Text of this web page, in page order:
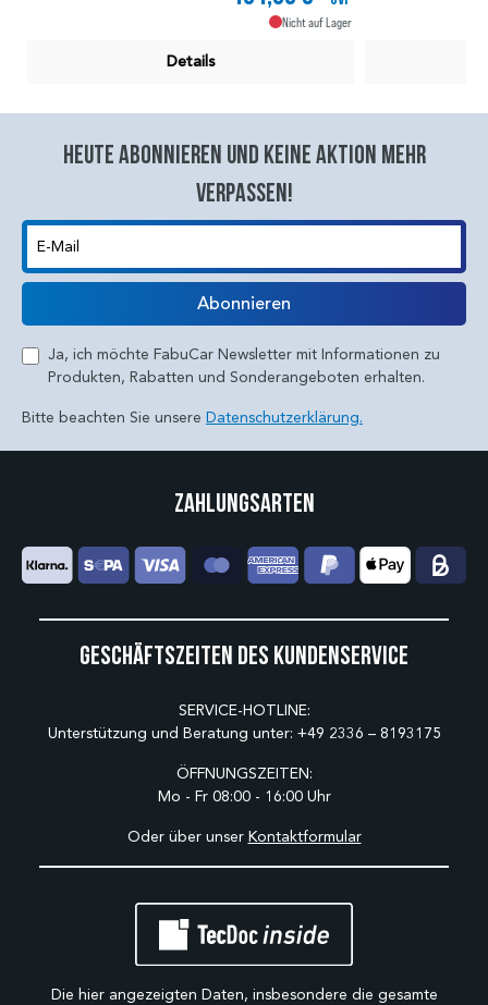
Nicht auf Lager
Details
Heute abonnieren und keine aktion mehr
verpassen!
E-Mail
Abonnieren
Ja, ich möchte FabuCar Newsletter mit Informationen zu
Produkten, Rabatten und Sonderangeboten erhalten.
Bitte beachten Sie unsere Datenschutzerklärung.
Geschäftszeiten des Kundenservice
SERVICE-HOTLINE:
Unterstützung und Beratung unter: +49 2336 – 8193175
ÖFFNUNGSZEITEN:
Mo - Fr 08:00 - 16:00 Uhr
Oder über unser Kontaktformular
Zahlungsarten
Die hier angezeigten Daten, insbesondere die gesamte